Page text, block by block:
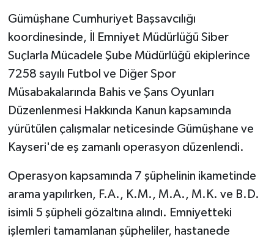
Gümüşhane Cumhuriyet Başsavcılığı
koordinesinde, İl Emniyet Müdürlüğü Siber
Suçlarla Mücadele Şube Müdürlüğü ekiplerince
7258 sayılı Futbol ve Diğer Spor
Müsabakalarında Bahis ve Şans Oyunları
Düzenlenmesi Hakkında Kanun kapsamında
yürütülen çalışmalar neticesinde Gümüşhane ve
Kayseri'de eş zamanlı operasyon düzenlendi.
Operasyon kapsamında 7 şüphelinin ikametinde
arama yapılırken, F.A., K.M., M.A., M.K. ve B.D.
isimli 5 şüpheli gözaltına alındı. Emniyetteki
işlemleri tamamlanan şüpheliler, hastanede